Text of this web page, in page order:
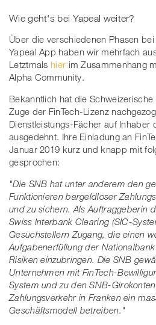
Wie geht's bei Yapeal weiter?
Über die verschiedenen Phasen
Yapeal App haben wir mehrfach
Letztmals hier im Zusammenhang
Alpha Community.
Bekanntlich hat die
Zuge der FinTech-Lizenz
Dienstleistungs-Fächer auf Inhaber
ausgedehnt. Ihre Einladung an
Januar 2019 kurz und knapp mit
gesprochen:
"Die SNB hat unter anderem den
Funktionieren bargeldloser
und zu sichern. Als Auftraggeberin
Swiss Interbank Clearing (SIC-
Gesuchstellern Zugang, die einen
Aufgabenerfüllung der
Risiken einzubringen. Die SNB
Unternehmen mit FinTech-
System und zu den SNB-
Zahlungsverkehr in Franken ein
Geschäftsmodell betreiben."